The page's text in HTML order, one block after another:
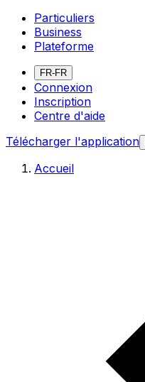
Particuliers
Business
Plateforme
FR-FR
Connexion
Inscription
Centre d'aide
Télécharger l'application
Accueil